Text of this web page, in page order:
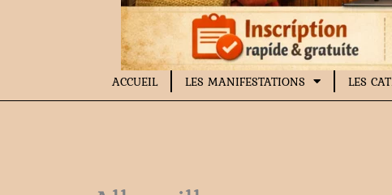
ACCUEIL LES MANIFESTATIONS LES